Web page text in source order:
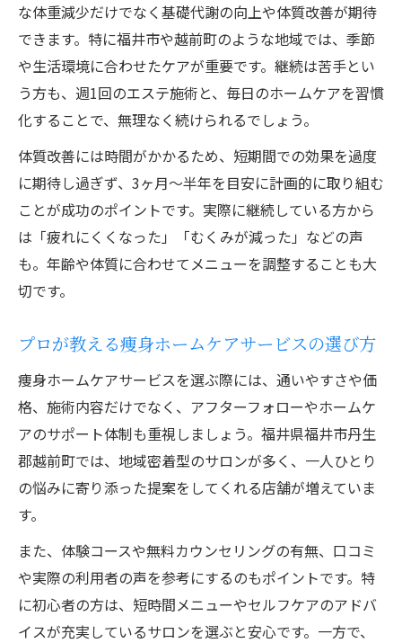
な体重減少だけでなく基礎代謝の向上や体質改善が期待
できます。特に福井市や越前町のような地域では、季節
や生活環境に合わせたケアが重要です。継続は苦手とい
う方も、週1回のエステ施術と、毎日のホームケアを習慣
化することで、無理なく続けられるでしょう。
体質改善には時間がかかるため、短期間での効果を過度
に期待し過ぎず、3ヶ月〜半年を目安に計画的に取り組む
ことが成功のポイントです。実際に継続している方から
は「疲れにくくなった」「むくみが減った」などの声
も。年齢や体質に合わせてメニューを調整することも大
切です。
プロが教える痩身ホームケアサービスの選び方
痩身ホームケアサービスを選ぶ際には、通いやすさや価
格、施術内容だけでなく、アフターフォローやホームケ
アのサポート体制も重視しましょう。福井県福井市丹生
郡越前町では、地域密着型のサロンが多く、一人ひとり
の悩みに寄り添った提案をしてくれる店舗が増えていま
す。
また、体験コースや無料カウンセリングの有無、口コミ
や実際の利用者の声を参考にするのもポイントです。特
に初心者の方は、短時間メニューやセルフケアのアドバ
イスが充実しているサロンを選ぶと安心です。一方で、